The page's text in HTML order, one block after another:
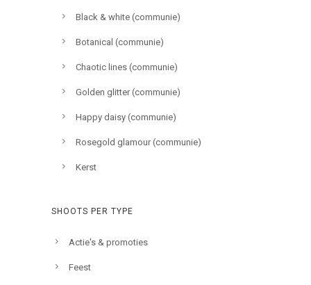
Black & white (communie)
Botanical (communie)
Chaotic lines (communie)
Golden glitter (communie)
Happy daisy (communie)
Rosegold glamour (communie)
Kerst
SHOOTS PER TYPE
Actie's & promoties
Feest